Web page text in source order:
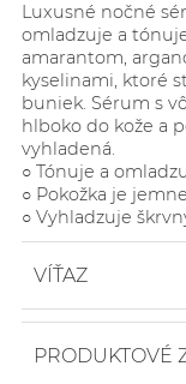
Luxusné nočné
omladzuje a
amarantom,
kyselinami, ktoré
buniek. Sérum s
hlboko do kože a
vyhladená.
○ Tónuje a
○ Pokožka je
○ Vyhladzuje
VÍŤAZ
Global Makeup
○ BRONZE
PRODUKTOVÉ